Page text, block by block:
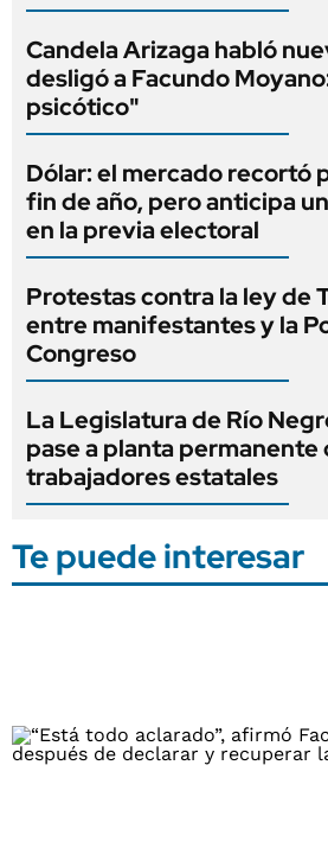
Candela Arizaga habló
desligó a Facundo
psicótico"
Dólar: el mercado recortó
fin de año, pero anticipa
en la previa electoral
Protestas contra la ley de
entre manifestantes y la
Congreso
La Legislatura de Río
pase a planta permanente
trabajadores estatales
Te puede interesar